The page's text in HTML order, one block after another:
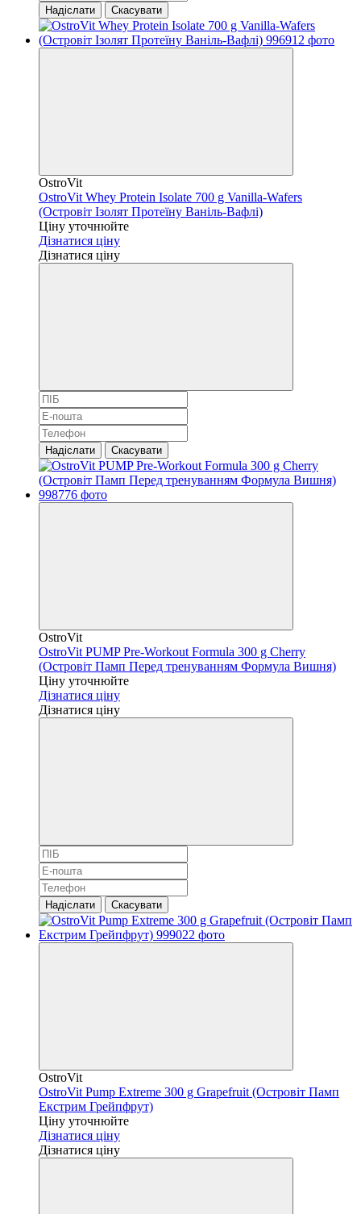
Надіслати Скасувати
OstroVit
OstroVit Whey Protein Isolate 700 g Vanilla-Wafers
(Островіт Ізолят Протеїну Ваніль-Вафлі)
Ціну уточнюйте
Дізнатися ціну
Дізнатися ціну
Надіслати Скасувати
OstroVit
OstroVit PUMP Pre-Workout Formula 300 g Cherry
(Островіт Памп Перед тренуванням Формула Вишня)
Ціну уточнюйте
Дізнатися ціну
Дізнатися ціну
Надіслати Скасувати
OstroVit
OstroVit Pump Extreme 300 g Grapefruit (Островіт Памп
Екстрим Грейпфрут)
Ціну уточнюйте
Дізнатися ціну
Дізнатися ціну